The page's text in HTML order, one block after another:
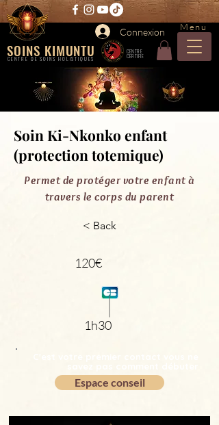
Menu
CENTRE DE SOINS HOLISTIQUES
SOINS KIMUNTU
Connexion
CENTRE
CERTIFIE
Soin Ki-Nkonko enfant
(protection totemique)
Permet de protéger votre enfant à
travers le corps du parent
< Back
120€
1h30
Espace conseil